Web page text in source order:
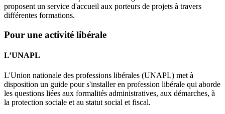
proposent un service d'accueil aux porteurs de projets à travers
différentes formations.
Pour une activité libérale
L’UNAPL
L'Union nationale des professions libérales (UNAPL) met à
disposition un guide pour s'installer en profession libérale qui aborde
les questions liées aux formalités administratives, aux démarches, à
la protection sociale et au statut social et fiscal.